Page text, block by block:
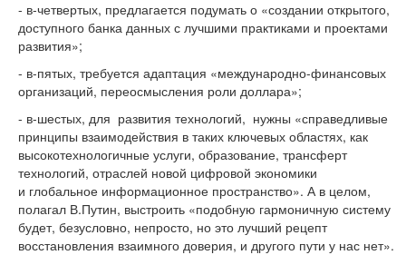
- в-четвертых, предлагается подумать о «создании открытого,
доступного банка данных с лучшими практиками и проектами
развития»;
- в-пятых, требуется адаптация «международно-финансовых
организаций, переосмысления роли доллара»;
- в-шестых, для развития технологий, нужны «справедливые
принципы взаимодействия в таких ключевых областях, как
высокотехнологичные услуги, образование, трансферт
технологий, отраслей новой цифровой экономики
и глобальное информационное пространство». А в целом,
полагал В.Путин, выстроить «подобную гармоничную систему
будет, безусловно, непросто, но это лучший рецепт
восстановления взаимного доверия, и другого пути у нас нет».